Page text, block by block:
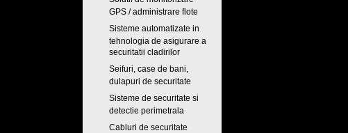
GPS / administrare flote
Sisteme automatizate in
tehnologia de asigurare a
securitatii cladirilor
Seifuri, case de bani,
dulapuri de securitate
Sisteme de securitate si
detectie perimetrala
Cabluri de securitate